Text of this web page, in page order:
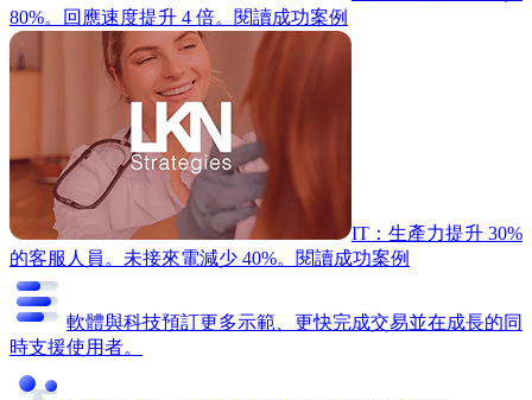
80%。回應速度提升 4 倍。 閱讀成功案例
IT：生產力提升 30%
的客服人員。未接來電減少 40%。 閱讀成功案例
軟體與科技預訂更多示範、更快完成交易並在成長的同
時支援使用者。